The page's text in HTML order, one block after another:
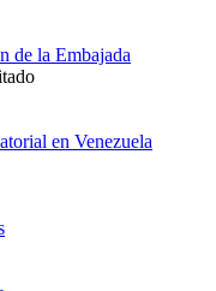
de la Embajada
en Venezuela